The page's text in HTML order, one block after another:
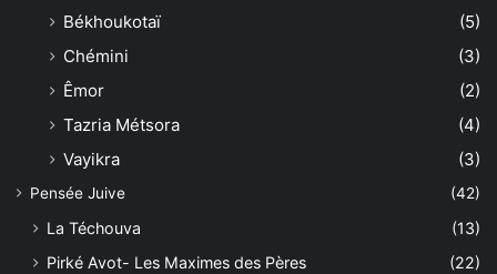
Békhoukotaï
(5)
Chémini
(3)
Êmor
(2)
Tazria Métsora
(4)
Vayikra
(3)
Pensée Juive (42)
La Téchouva
(13)
Pirké Avot- Les Maximes des Pères
(22)